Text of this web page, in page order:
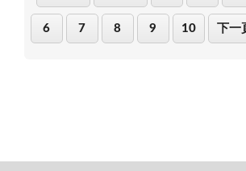
6 7 8 9 10 下一